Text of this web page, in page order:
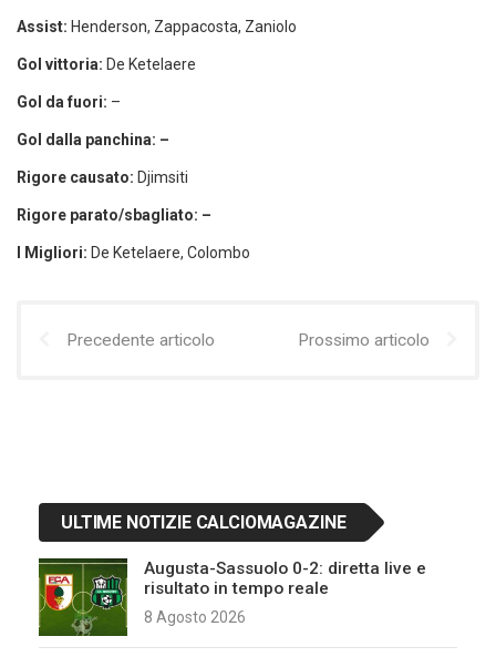
Assist: Henderson, Zappacosta, Zaniolo
Gol vittoria: De Ketelaere
Gol da fuori: –
Gol dalla panchina: –
Rigore causato: Djimsiti
Rigore parato/sbagliato: –
I Migliori: De Ketelaere, Colombo
Precedente articolo Prossimo articolo
ULTIME NOTIZIE CALCIOMAGAZINE
Augusta-Sassuolo 0-2: diretta live e
risultato in tempo reale
8 Agosto 2026